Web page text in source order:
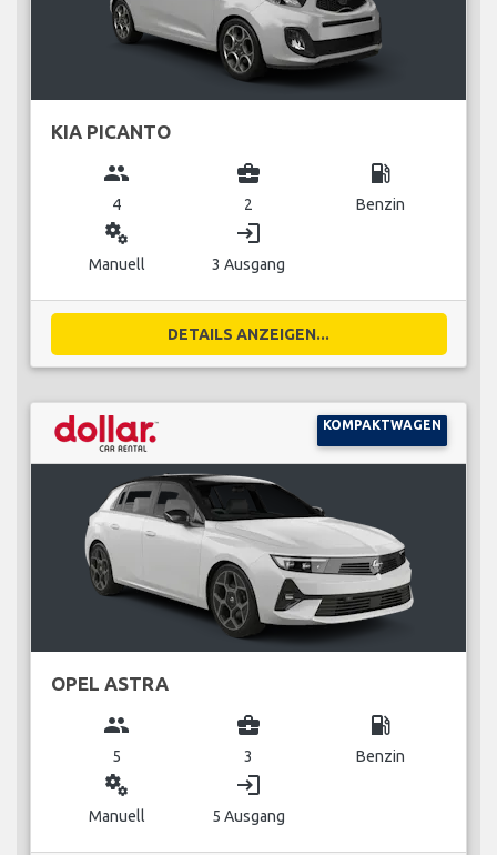
KIA PICANTO
group
4
business_center
2
local_gas_station
Benzin
miscellaneous_services
Manuell
login
3 Ausgang
DETAILS ANZEIGEN...
KOMPAKTWAGEN
OPEL ASTRA
group
5
business_center
3
local_gas_station
Benzin
miscellaneous_services
Manuell
login
5 Ausgang